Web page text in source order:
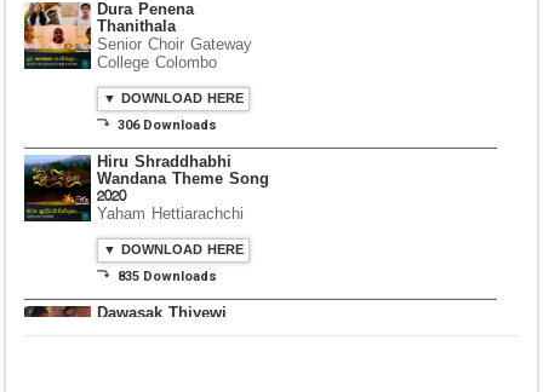
Dura Penena
Thanithala
Senior Choir Gateway
College Colombo
▼ DOWNLOAD HERE
⤵ 306 Downloads
Hiru Shraddhabhi
Wandana Theme Song
2020
Yaham Hettiarachchi
▼ DOWNLOAD HERE
⤵ 835 Downloads
Dawasak Thiyewi